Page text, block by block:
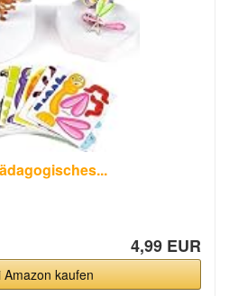
4,99 EUR
Amazon kaufen